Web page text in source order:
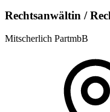
Rechtsanwältin /
Mitscherlich PartmbB